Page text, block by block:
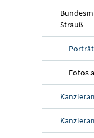
Strauß
Porträt
Fotos